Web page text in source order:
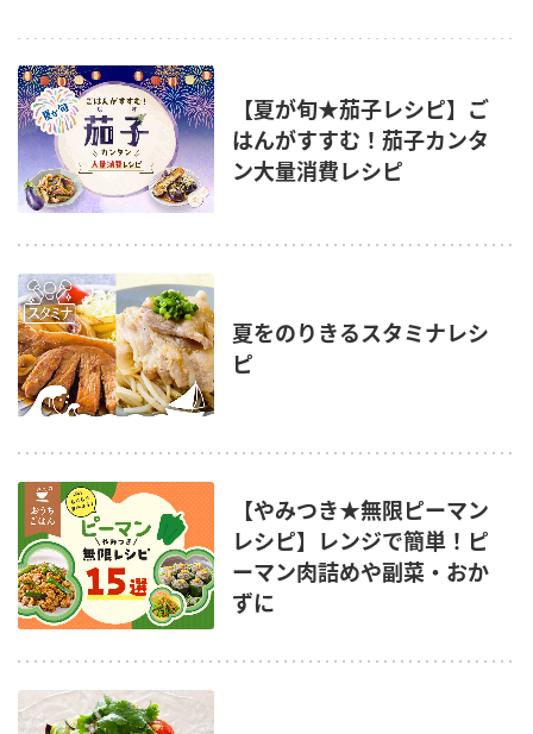
【夏が旬★茄子レシピ】ご
はんがすすむ！茄子カンタ
ン大量消費レシピ
夏をのりきるスタミナレシ
ピ
【やみつき★無限ピーマン
レシピ】レンジで簡単！ピ
ーマン肉詰めや副菜・おか
ずに